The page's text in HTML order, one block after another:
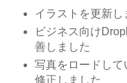
イラストを更新し
ビジネス向け
善しました
写真をロードして
修正しました